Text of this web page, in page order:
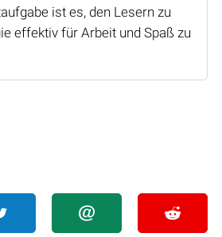
ist es, den Lesern zu
effektiv für Arbeit und Spaß zu